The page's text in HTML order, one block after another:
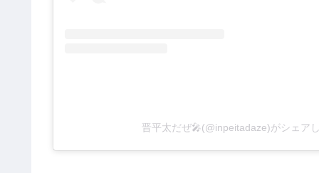
晋平太だぜ🎤(@inpeitadaze)がシェア